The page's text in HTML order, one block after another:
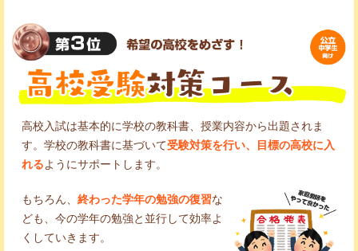
高校入試は基本的に学校の教科書、授業内容から出題されま
す。学校の教科書に基づいて受験対策を行い、目標の高校に入
れるようにサポートします。
もちろん、 終わった学年の勉強の復習な
ども、今の学年の勉強と並行して効率よ
くしていきます。